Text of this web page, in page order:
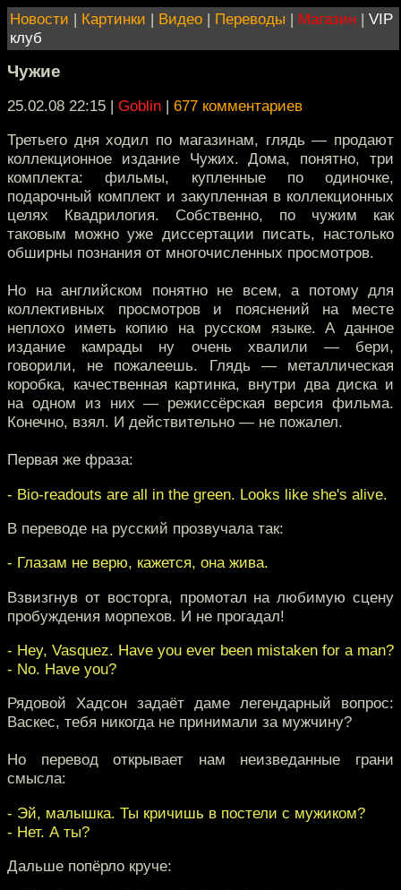
Новости | Картинки | Видео | Переводы | Магазин | VIP
клуб
Чужие
25.02.08 22:15 | Goblin | 677 комментариев
Третьего дня ходил по магазинам, глядь — продают
коллекционное издание Чужих. Дома, понятно, три
комплекта: фильмы, купленные по одиночке,
подарочный комплект и закупленная в коллекционных
целях Квадрилогия. Собственно, по чужим как
таковым можно уже диссертации писать, настолько
обширны познания от многочисленных просмотров.
Но на английском понятно не всем, а потому для
коллективных просмотров и пояснений на месте
неплохо иметь копию на русском языке. А данное
издание камрады ну очень хвалили — бери,
говорили, не пожалеешь. Глядь — металлическая
коробка, качественная картинка, внутри два диска и
на одном из них — режиссёрская версия фильма.
Конечно, взял. И действительно — не пожалел.
Первая же фраза:
- Bio-readouts are all in the green. Looks like she's alive.
В переводе на русский прозвучала так:
- Глазам не верю, кажется, она жива.
Взвизгнув от восторга, промотал на любимую сцену
пробуждения морпехов. И не прогадал!
- Hey, Vasquez. Have you ever been mistaken for a man?
- No. Have you?
Рядовой Хадсон задаёт даме легендарный вопрос:
Васкес, тебя никогда не принимали за мужчину?
Но перевод открывает нам неизведанные грани
смысла:
- Эй, малышка. Ты кричишь в постели с мужиком?
- Нет. А ты?
Дальше попёрло круче: